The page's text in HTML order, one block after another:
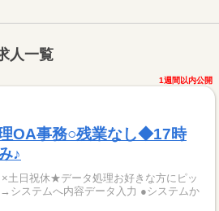
人一覧
1週間以内公開
理OA事務○残業なし◆17時
♪
土日祝休★データ処理お好きな方にピッ
システムへ内容データ入力 ●システムか